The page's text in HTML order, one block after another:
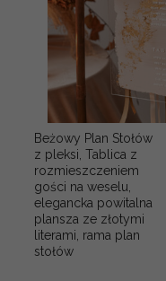
Beżowy Plan Stołów
z pleksi, Tablica z
rozmieszczeniem
gości na weselu,
elegancka powitalna
plansza ze złotymi
literami, rama plan
stołów